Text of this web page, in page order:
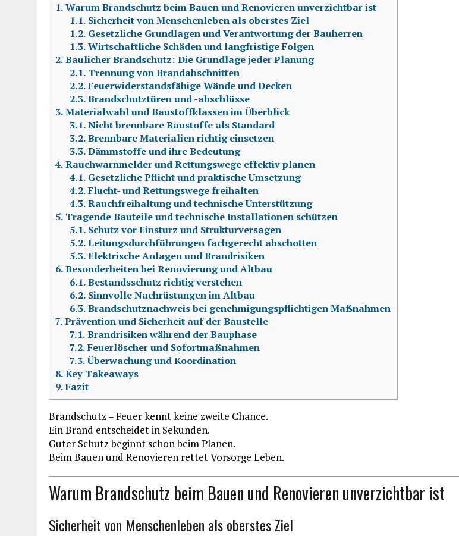
1.Warum Brandschutz beim Bauen und Renovieren unverzichtbar ist
1.1. Sicherheit von Menschenleben als oberstes Ziel
1.2. Gesetzliche Grundlagen und Verantwortung der Bauherren
1.3.Wirtschaftliche Schäden und langfristige Folgen
2.Baulicher Brandschutz: Die Grundlage jeder Planung
2.1. Trennung von Brandabschnitten
2.2.Feuerwiderstandsfähige Wände und Decken
2.3.Brandschutztüren und -abschlüsse
3.Materialwahl und Baustoffklassen im Überblick
3.1.Nicht brennbare Baustoffe als Standard
3.2.Brennbare Materialien richtig einsetzen
3.3.Dämmstoffe und ihre Bedeutung
4.Rauchwarnmelder und Rettungswege effektiv planen
4.1. Gesetzliche Pflicht und praktische Umsetzung
4.2.Flucht- und Rettungswege freihalten
4.3.Rauchfreihaltung und technische Unterstützung
5. Tragende Bauteile und technische Installationen schützen
5.1. Schutz vor Einsturz und Strukturversagen
5.2.Leitungsdurchführungen fachgerecht abschotten
5.3.Elektrische Anlagen und Brandrisiken
6.Besonderheiten bei Renovierung und Altbau
6.1.Bestandsschutz richtig verstehen
6.2. Sinnvolle Nachrüstungen im Altbau
6.3.Brandschutznachweis bei genehmigungspflichtigen Maßnahmen
7.Prävention und Sicherheit auf der Baustelle
7.1.Brandrisiken während der Bauphase
7.2.Feuerlöscher und Sofortmaßnahmen
7.3.Überwachung und Koordination
8.Key Takeaways
9.Fazit
Brandschutz – Feuer kennt keine zweite Chance.
Ein Brand entscheidet in Sekunden.
Guter Schutz beginnt schon beim Planen.
Beim Bauen und Renovieren rettet Vorsorge Leben.
Warum Brandschutz beim Bauen und Renovieren unverzichtbar ist
Sicherheit von Menschenleben als oberstes Ziel